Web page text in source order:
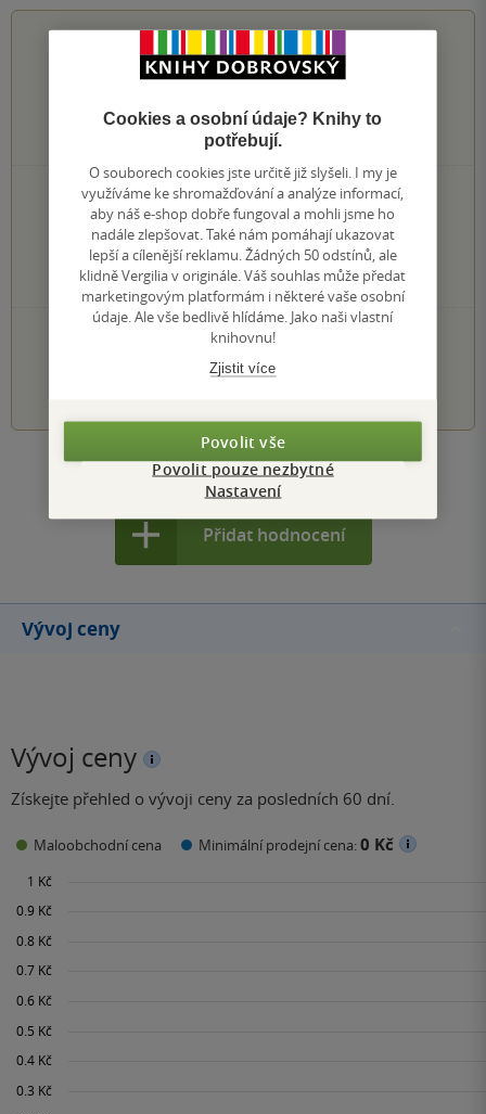
0.0z5
hodnocení čtenářů
0×
5 hvězdiček
0×
4 hvězdičky
0×
3 hvězdičky
0×
2 hvězdičky
0×
1 hvezdička
PŘIDEJTE SVÉ HODNOCENÍ KNIHY
3 4 5
Zobrazit všechna hodnocení
Přidat hodnocení
Vývoj ceny
Vývoj ceny
Získejte přehled o vývoji ceny za posledních 60 dní.
Maloobchodní cena Minimální prodejní cena:0 Kč
Cookies a osobní údaje? Knihy to
potřebují.
O souborech cookies jste určitě již slyšeli. I my je
využíváme ke shromažďování a analýze informací,
aby náš e-shop dobře fungoval a mohli jsme ho
nadále zlepšovat. Také nám pomáhají ukazovat
lepší a cílenější reklamu. Žádných 50 odstínů, ale
klidně Vergilia v originále. Váš souhlas může předat
marketingovým platformám i některé vaše osobní
údaje. Ale vše bedlivě hlídáme. Jako naši vlastní
knihovnu!
Zjistit více
Povolit vše
Povolit pouze nezbytné
Nastavení